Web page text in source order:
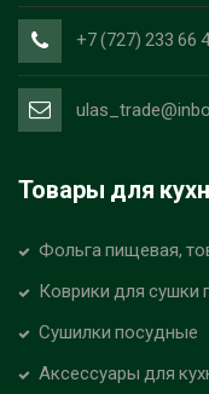
+7 (727) 233 66
Товары для
Фольга пищевая,
Коврики для
Сушилки посудные
Аксессуары для